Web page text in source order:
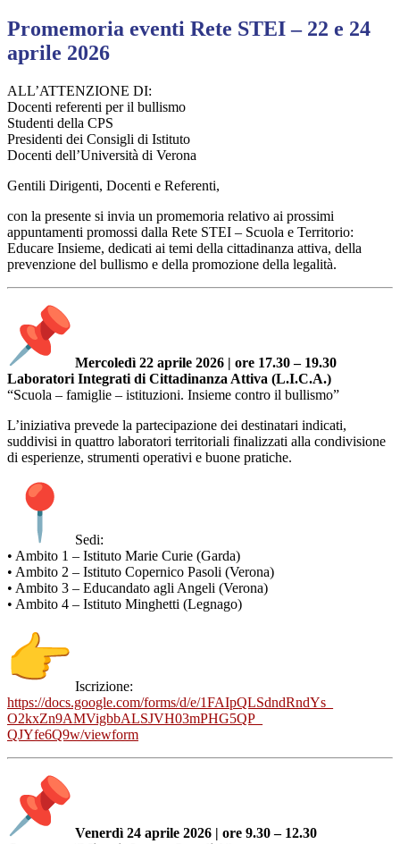
Promemoria eventi Rete STEI – 22 e 24
aprile 2026
ALL’ATTENZIONE DI:
Docenti referenti per il bullismo
Studenti della CPS
Presidenti dei Consigli di Istituto
Docenti dell’Università di Verona
Gentili Dirigenti, Docenti e Referenti,
con la presente si invia un promemoria relativo ai prossimi
appuntamenti promossi dalla Rete STEI – Scuola e Territorio:
Educare Insieme, dedicati ai temi della cittadinanza attiva, della
prevenzione del bullismo e della promozione della legalità.
Mercoledì 22 aprile 2026 | ore 17.30 – 19.30
Laboratori Integrati di Cittadinanza Attiva (L.I.C.A.)
“Scuola – famiglie – istituzioni. Insieme contro il bullismo”
L’iniziativa prevede la partecipazione dei destinatari indicati,
suddivisi in quattro laboratori territoriali finalizzati alla condivisione
di esperienze, strumenti operativi e buone pratiche.
Sedi:
• Ambito 1 – Istituto Marie Curie (Garda)
• Ambito 2 – Istituto Copernico Pasoli (Verona)
• Ambito 3 – Educandato agli Angeli (Verona)
• Ambito 4 – Istituto Minghetti (Legnago)
Iscrizione:
https://docs.google.com/forms/d/e/1FAIpQLSdndRndYs_
O2kxZn9AMVigbbALSJVH03mPHG5QP_
QJYfe6Q9w/viewform
Venerdì 24 aprile 2026 | ore 9.30 – 12.30